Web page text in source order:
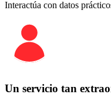
Interactúa con datos
Un servicio tan